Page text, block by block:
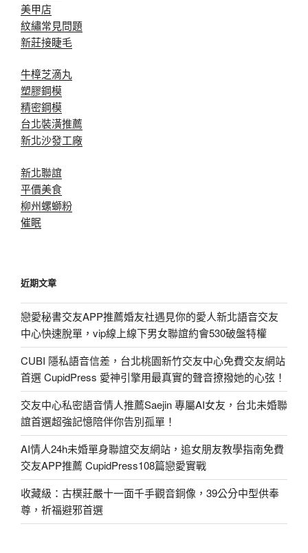
美甲店
紋繡常見問題
新莊接睫毛
牛樟芝滴丸
塑膠鋼模
精密鋼模
台北裝潢推薦
新北沙發工廠
新北聯誼
平價美食
柳州螺螄粉
催眠
近期文章
戀愛秘書交友APP推薦婚友社遇見你的愛人新北語音交友
中心快速脫單，vip線上線下男女聯誼約會530破盤特權
CUBI 隱私語音信差，台北桃園新竹交友中心免費交友網站
首選 CupidPress 愛神引擎用最真實的聲音撩撥她的心弦！
交友中心私密語音情人推薦Saejin 專屬AI女友，台北未婚聯
誼首選超強記憶陪伴你告別孤單！
AI情人24h未婚單身聯誼交友網站，追女朋友教學指南免費
交友APP推薦 CupidPress108篇戀愛實戰
收藏級：古樸莊嚴十一面千手觀音銅像，39公分中型供奉
尊，祈福避邪首選